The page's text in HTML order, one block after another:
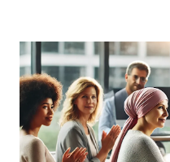
Bij 13% is er zelfs sprake
jonge werknemers
collega’s, is dat verschil
aandeel werknemers met
Bron: Rapport SERV, p.